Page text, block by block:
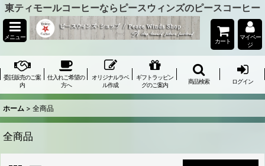
東ティモールコーヒーならピースウィンズのピースコーヒー
メニュー
カート
マイペー
ジ
委託販売のご案
内
仕入れご希望の
方へ
オリジナルラベ
ル作成
ギフトラッピン
グのご案内
商品検索 ログイン
ホーム > 全商品
全商品